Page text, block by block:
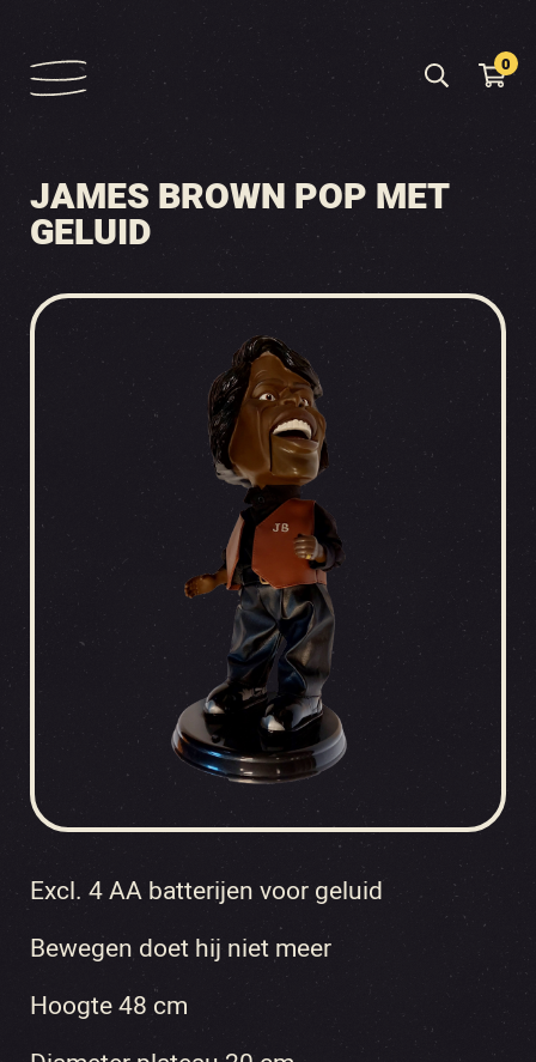
0
JAMES BROWN POP MET
GELUID
Excl. 4 AA batterijen voor geluid
Bewegen doet hij niet meer
Hoogte 48 cm